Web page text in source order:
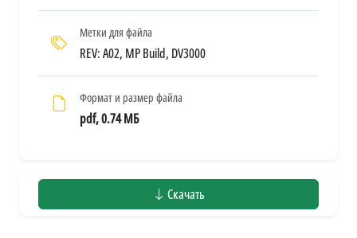
Метки для файла
REV: A02, MP Build, DV3000
Формат и размер файла
pdf, 0.74 МБ
Скачать